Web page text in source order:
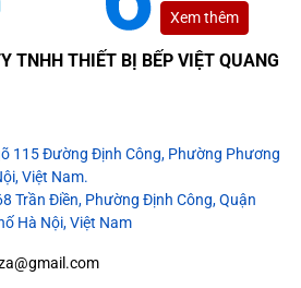
Xem thêm
TNHH THIẾT BỊ BẾP VIỆT QUANG
115 Đường Định Công, Phường Phương
Việt Nam.
Trần Điền, Phường Định Công, Quận
Hà Nội, Việt Nam